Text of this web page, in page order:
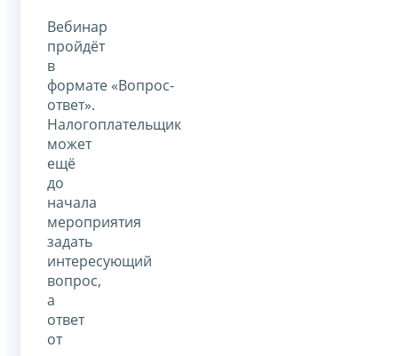
Вебинар
пройдёт
в
формате «Вопрос-
ответ».
Налогоплательщик
может
ещё
до
начала
мероприятия
задать
интересующий
вопрос,
а
ответ
от